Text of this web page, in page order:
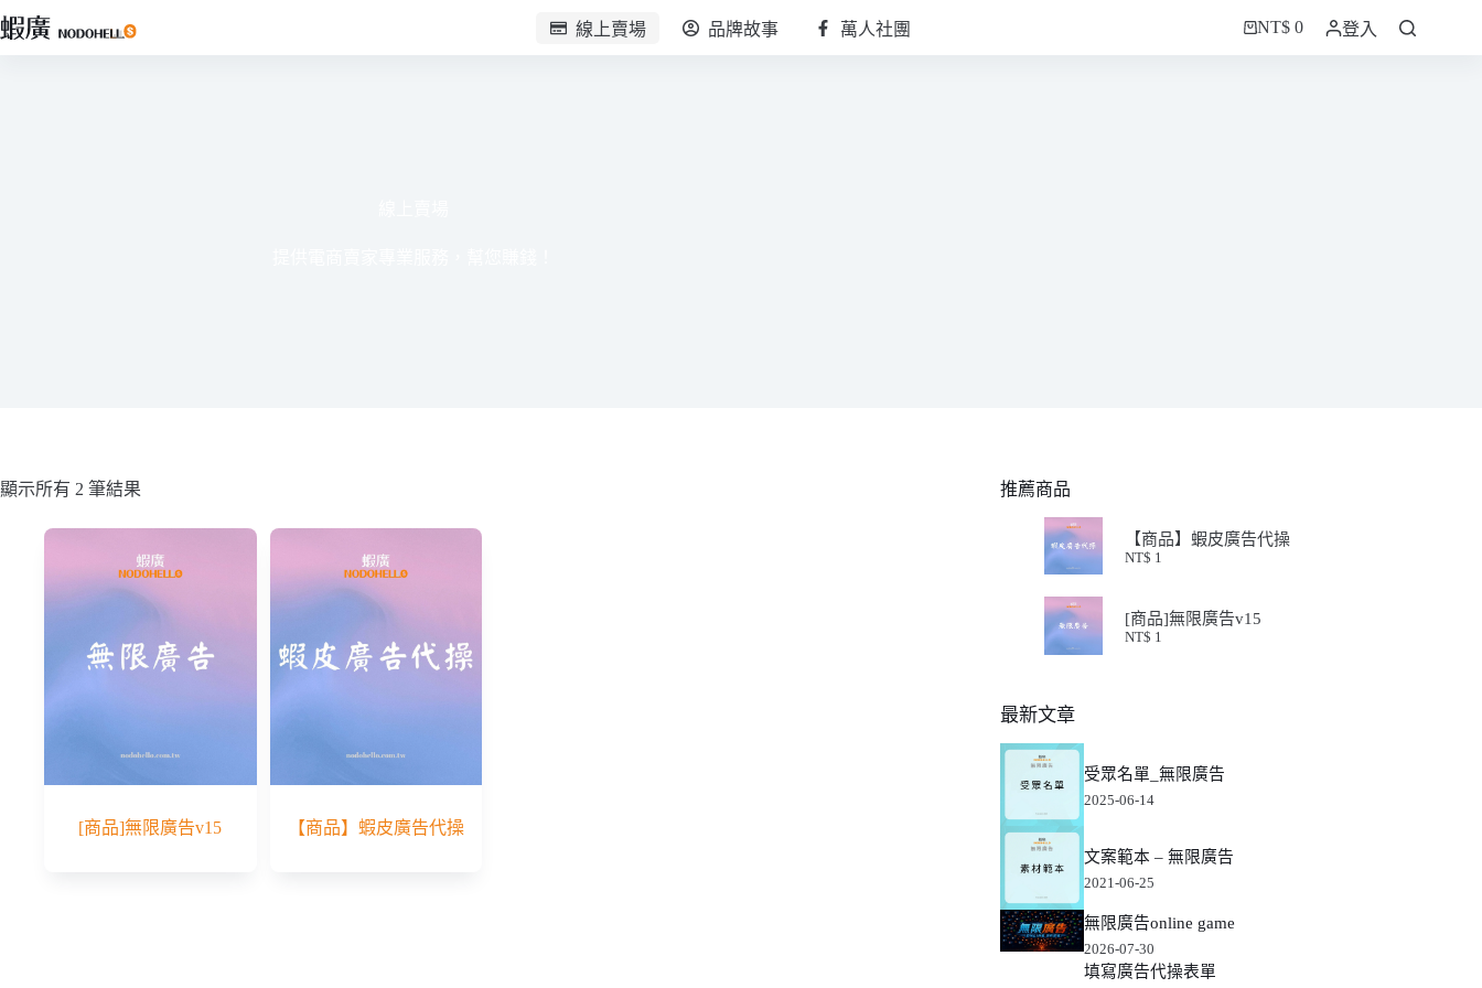
跳
至
線上賣場 品牌故事 萬人社團 NT$ 0 登入
顯示所有 2 筆結果
[商品]無限廣告v15 【商品】蝦皮廣告代操
推薦商品
【商品】蝦皮廣告代操
NT$ 1
[商品]無限廣告v15
NT$ 1
最新文章
受眾名單_無限廣告
2025-06-14
文案範本 – 無限廣告
2021-06-25
無限廣告online game
2026-07-30
填寫廣告代操表單